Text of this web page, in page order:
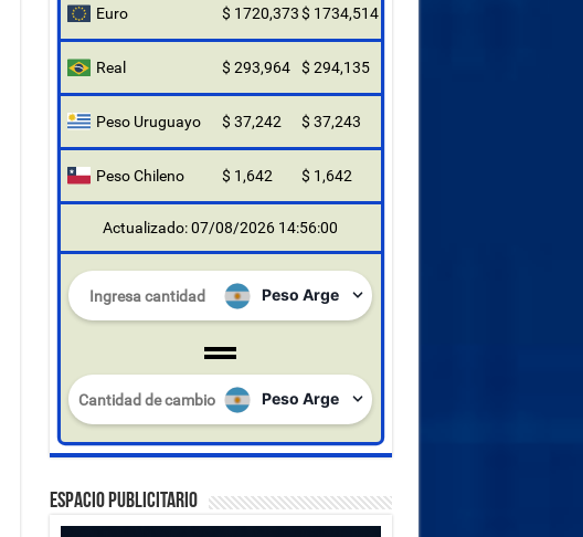
Euro $ 1720,373$ 1734,514
Real $ 293,964 $ 294,135
Peso Uruguayo $ 37,242 $ 37,243
Peso Chileno $ 1,642 $ 1,642
Actualizado: 07/08/2026 14:56:00
ESPACIO PUBLICITARIO